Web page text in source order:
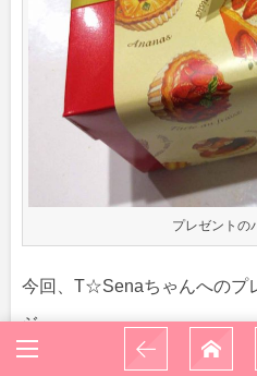
プレゼントの
今回、T☆Senaちゃんへのプ
ジ。